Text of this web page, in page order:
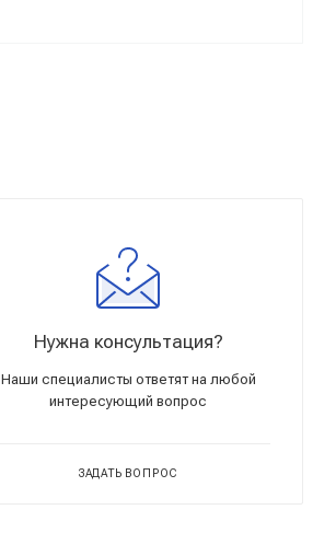
Нужна консультация?
Наши специалисты ответят на любой
интересующий вопрос
ЗАДАТЬ ВОПРОС